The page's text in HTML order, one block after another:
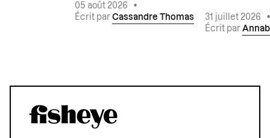
05 août 2026
•
Écrit par Cassandre Thomas 31 juillet 2026
Écrit par